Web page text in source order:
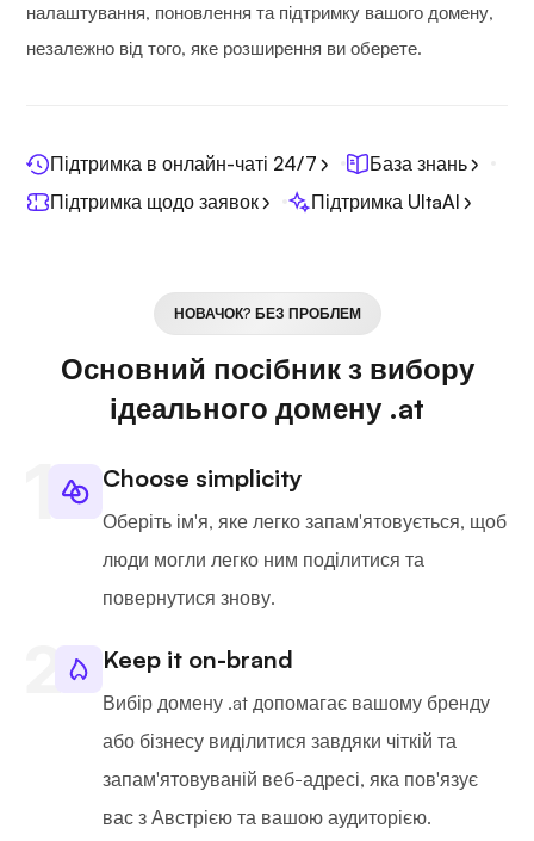
налаштування, поновлення та підтримку вашого домену,
незалежно від того, яке розширення ви оберете.
Підтримка в онлайн-чаті 24/7
База знань
Підтримка щодо заявок
Підтримка UltaAI
НОВАЧОК? БЕЗ ПРОБЛЕМ
Основний посібник з вибору
ідеального домену .at
Choose simplicity
Оберіть ім'я, яке легко запам'ятовується, щоб
люди могли легко ним поділитися та
повернутися знову.
Keep it on-brand
Вибір домену .at допомагає вашому бренду
або бізнесу виділитися завдяки чіткій та
запам'ятовуваній веб-адресі, яка пов'язує
вас з Австрією та вашою аудиторією.